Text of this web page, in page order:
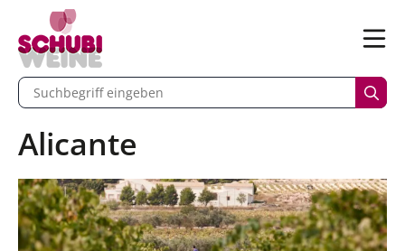
Menü
eingeben
Alicante